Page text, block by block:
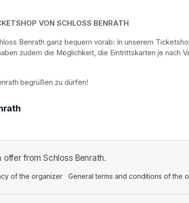
VON SCHLOSS BENRATH
Benrath ganz bequem vorab: In unserem
zudem die Möglichkeit, die Eintrittskarten je nach
begrüßen zu dürfen!
offer from Schloss Benrath.
new tab)
of the organizer (opens in a new tab)
General terms and conditions of the